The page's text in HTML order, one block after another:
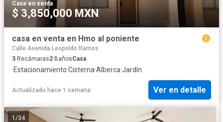
Casa·en venta
$ 3,850,000 MXN
casa en venta en Hmo al poniente
Calle Avenida Leopoldo Ramos
3 Recámaras2 BañosCasa
·Estacionamiento·Cisterna·Alberca·Jardín
Actualizado hace 1 semana Ver en detalle
1 /34